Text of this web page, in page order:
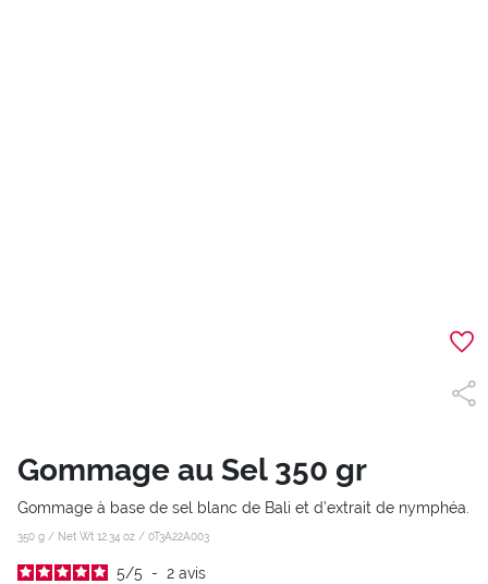
Gommage au Sel 350 gr
Gommage à base de sel blanc de Bali et d’extrait de nymphéa.
350 g / Net Wt 12.34 oz / 0T3A22A003
5/5 - 2 avis